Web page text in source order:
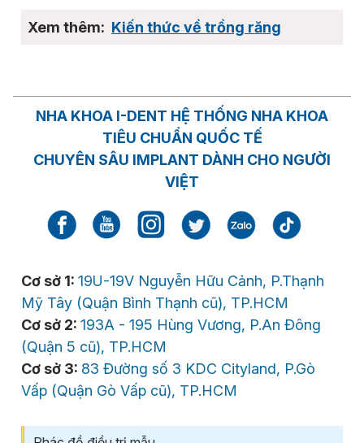
Kiến thức về trồng răng
NHA KHOA I-DENT HỆ THỐNG NHA KHOA
TIÊU CHUẨN QUỐC TẾ
CHUYÊN SÂU IMPLANT DÀNH CHO NGƯỜI
VIỆT
Cơ sở 1: 19U-19V Nguyễn Hữu Cảnh, P.Thạnh
Mỹ Tây (Quận Bình Thạnh cũ), TP.HCM
Cơ sở 2: 193A - 195 Hùng Vương, P.An Đông
(Quận 5 cũ), TP.HCM
Cơ sở 3: 83 Đường số 3 KDC Cityland, P.Gò
Vấp (Quận Gò Vấp cũ), TP.HCM